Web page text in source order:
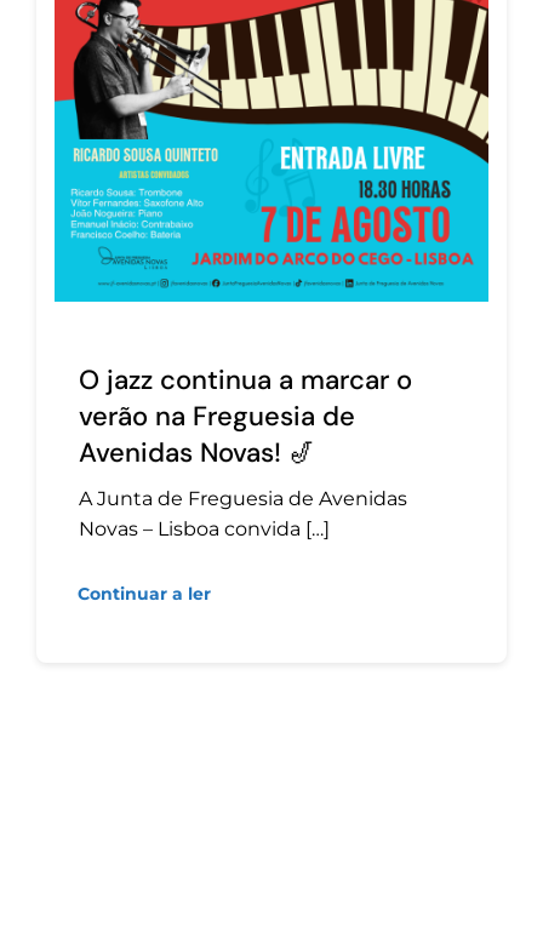
O jazz continua a marcar o
verão na Freguesia de
Avenidas Novas! 🎷
A Junta de Freguesia de Avenidas
Novas – Lisboa convida […]
Continuar a ler